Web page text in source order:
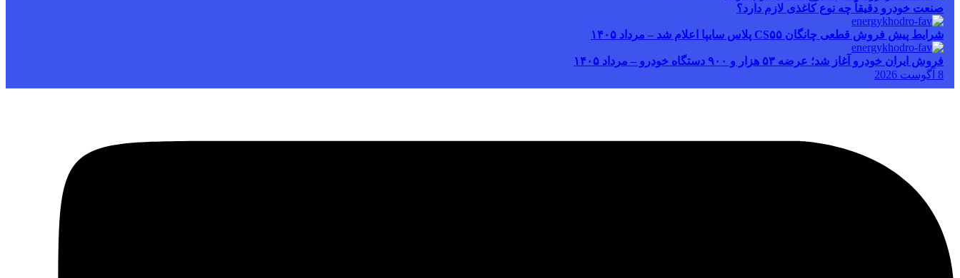
صنعت خودرو دقیقاً چه نوع کاغذی لازم دارد؟
شرایط پیش فروش قطعی چانگان CS۵۵ پلاس سایپا اعلام شد – مرداد ۱۴۰۵
فروش ایران خودرو آغاز شد؛ عرضه ۵۳ هزار و ۹۰۰ دستگاه خودرو – مرداد ۱۴۰۵
8 آگوست 2026